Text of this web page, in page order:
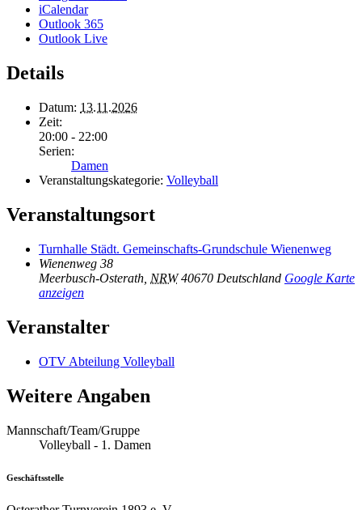
iCalendar
Outlook 365
Outlook Live
Details
Datum: 13.11.2026
Zeit:
20:00 - 22:00
Serien:
Damen
Veranstaltungskategorie: Volleyball
Veranstaltungsort
Turnhalle Städt. Gemeinschafts-Grundschule Wienenweg
Wienenweg 38
Meerbusch-Osterath NRW 40670 Deutschland Google Karte
anzeigen
Veranstalter
OTV Abteilung Volleyball
Weitere Angaben
Mannschaft/Team/Gruppe
Volleyball - 1. Damen
Geschäftsstelle